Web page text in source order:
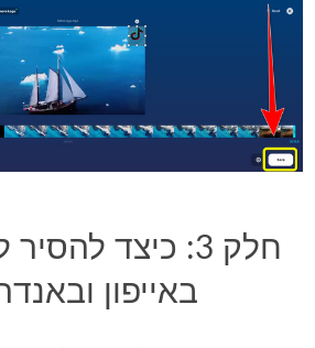
חלק 3: כיצד
באייפון